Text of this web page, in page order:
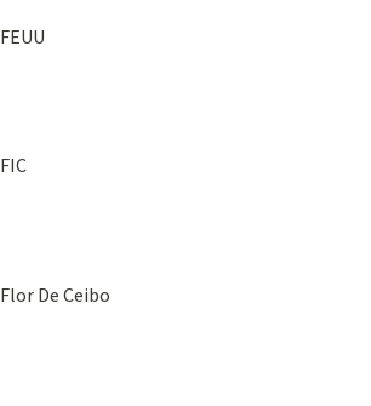
FEUU
FIC
Flor De Ceibo